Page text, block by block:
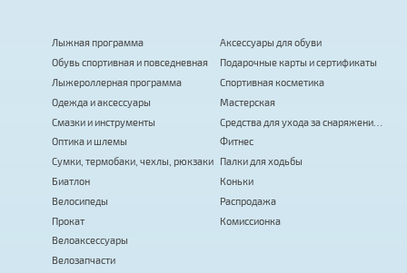
Лыжная программа
Обувь спортивная и повседневная
Лыжероллерная программа
Одежда и аксессуары
Смазки и инструменты
Оптика и шлемы
Сумки, термобаки, чехлы, рюкзаки
Биатлон
Велосипеды
Прокат
Велоаксессуары
Велозапчасти
Аксессуары для обуви
Подарочные карты и сертификаты
Спортивная косметика
Мастерская
Средства для ухода за снаряжением
Фитнес
Палки для ходьбы
Коньки
Распродажа
Комиссионка